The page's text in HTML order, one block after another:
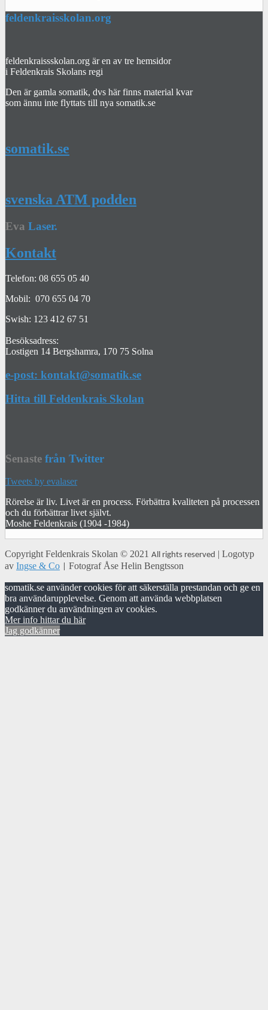
feldenkraisskolan.org
feldenkraissskolan.org är en av tre hemsidor
i Feldenkrais Skolans regi
Den är gamla somatik, dvs här finns material kvar
som ännu inte flyttats till nya somatik.se
somatik.se
svenska ATM podden
Eva Laser.
Kontakt
Telefon: 08 655 05 40
Mobil: 070 655 04 70
Swish: 123 412 67 51
Besöksadress:
Lostigen 14 Bergshamra, 170 75 Solna
e-post: kontakt@somatik.se
Hitta till Feldenkrais Skolan
Senaste från Twitter
Tweets by evalaser
Rörelse är liv. Livet är en process. Förbättra kvaliteten på processen
och du förbättrar livet självt.
Moshe Feldenkrais (1904 -1984)
Copyright Feldenkrais Skolan © 2021 All rights reserved | Logotyp
av Ingse & Co Fotograf Åse Helin Bengtsson
somatik.se använder cookies för att säkerställa prestandan och ge en
bra användarupplevelse. Genom att använda webbplatsen
godkänner du användningen av cookies.
Mer info hittar du här
Jag godkänner